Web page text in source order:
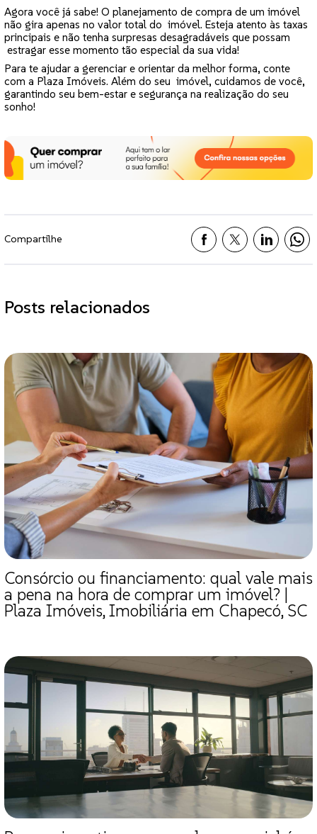
Agora você já sabe! O planejamento de compra de um imóvel
não gira apenas no valor total do imóvel. Esteja atento às taxas
principais e não tenha surpresas desagradáveis que possam
estragar esse momento tão especial da sua vida!
Para te ajudar a gerenciar e orientar da melhor forma, conte
com a Plaza Imóveis. Além do seu imóvel, cuidamos de você,
garantindo seu bem-estar e segurança na realização do seu
sonho!
Compartilhe
Posts relacionados
Consórcio ou financiamento: qual vale mais
a pena na hora de comprar um imóvel? |
Plaza Imóveis, Imobiliária em Chapecó, SC